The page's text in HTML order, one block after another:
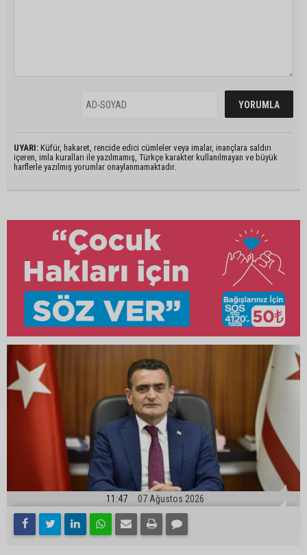
UYARI: Küfür, hakaret, rencide edici cümleler veya imalar, inançlara saldırı
içeren, imla kuralları ile yazılmamış, Türkçe karakter kullanılmayan ve büyük
harflerle yazılmış yorumlar onaylanmamaktadır.
11:47 07 Ağustos 2026